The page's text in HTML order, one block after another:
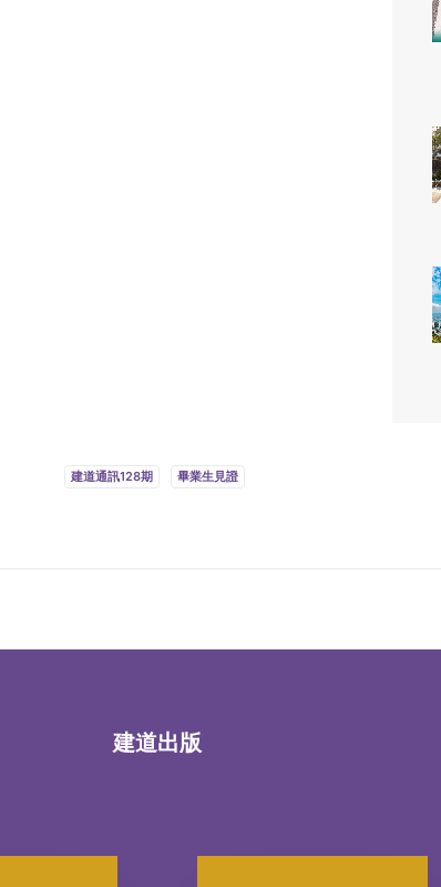
建道通訊128期 畢業生見證
建道出版